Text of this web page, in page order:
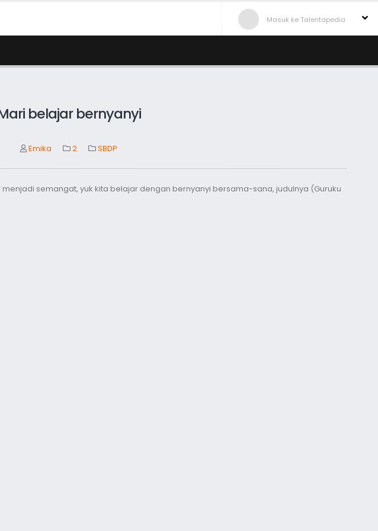
Masuk ke Talentapedia
belajar bernyanyi
Emika 2 SBDP
semangat, yuk kita belajar dengan bernyanyi bersama-sana, judulnya (Guruku